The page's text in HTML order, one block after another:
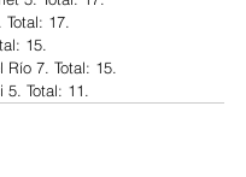
17.
15.
7. Total: 15.
Total: 11.